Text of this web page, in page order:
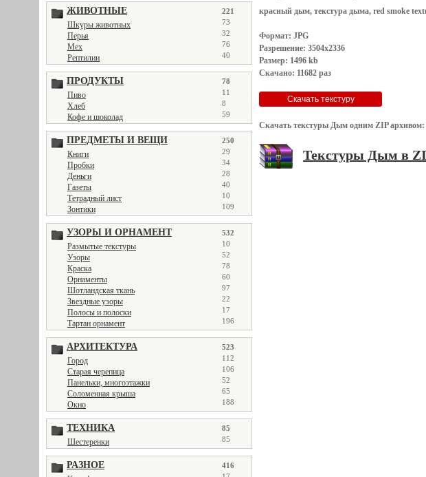
ЖИВОТНЫЕ 221
Шкуры животных 73
Перья 32
Мех 76
Рептилии 40
ПРОДУКТЫ 78
Пиво 11
Хлеб 8
Кофе и шоколад 59
ПРЕДМЕТЫ И ВЕЩИ 250
Книги 29
Пробки 34
Деньги 28
Газеты 40
Тетрадный лист 10
Зонтики 109
УЗОРЫ И ОРНАМЕНТ 532
Размытые текстуры 10
Узоры 52
Краска 78
Орнаменты 60
Шотландская ткань 97
Звездные узоры 22
Полосы и полоски 17
Тартан орнамент 196
АРХИТЕКТУРА 523
Город 112
Старая черепица 106
Панельки, многоэтажки 52
Соломенная крыша 65
Окно 188
ТЕХНИКА 85
Шестеренки 85
РАЗНОЕ 416
красный дым, текстура дыма, red smoke
Формат: JPG
Разрешение: 3504x2336
Размер: 1496 kb
Скачано: 11682 раз
Скачать текстуры Дым одним ZIP архивом:
Текстуры Дым в